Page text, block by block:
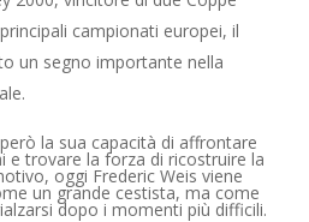
campionati europei, il
un segno importante nella
la sua capacità di affrontare
e trovare la forza di ricostruire la
oggi Frederic Weis viene
un grande cestista, ma come
dopo i momenti più difficili.